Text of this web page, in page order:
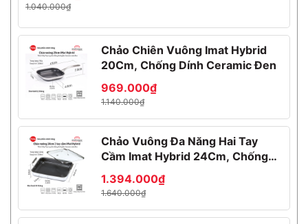
1.040.000₫
Chảo Chiên Vuông Imat Hybrid
20Cm, Chống Dính Ceramic Đen
969.000₫
1.140.000₫
Chảo Vuông Đa Năng Hai Tay
Cầm Imat Hybrid 24Cm, Chống
1.394.000₫
1.640.000₫